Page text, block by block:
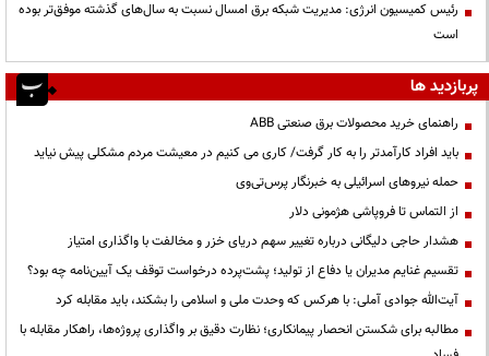
رئیس کمیسیون انرژی: مدیریت شبکه برق امسال نسبت به سال‌های گذشته موفق‌تر بوده
است
پربازدید ها
راهنمای خرید محصولات برق صنعتی ABB
باید افراد کارآمدتر را به کار گرفت/ کاری می کنیم در معیشت مردم مشکلی پیش نیاید
حمله نیروهای اسرائیلی به خبرنگار پرس‌تی‌وی
از التماس تا فروپاشی هژمونی دلار
هشدار حاجی دلیگانی درباره تغییر سهم دریای خزر و مخالفت با واگذاری امتیاز
تقسیم غنایم مدیران یا دفاع از تولید؛ پشت‌پرده درخواست توقف یک آیین‌نامه چه بود؟
آیت‌الله جوادی آملی: با هرکس که وحدت ملی و اسلامی را بشکند، باید مقابله کرد
مطالبه برای شکستن انحصار پیمانکاری؛ نظارت دقیق بر واگذاری پروژه‌ها، راهکار مقابله با